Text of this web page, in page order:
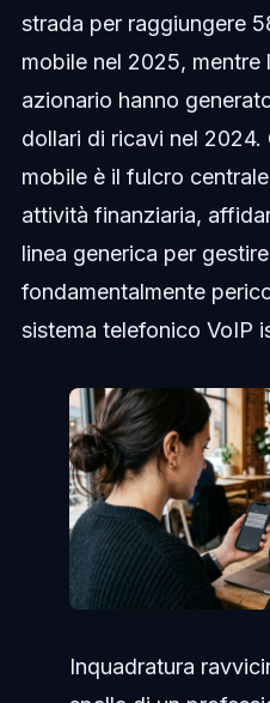
strada per raggiungere
mobile nel 2025, mentre
azionario hanno
dollari di ricavi nel
mobile è il fulcro
attività finanziaria,
linea generica per
fondamentalmente
sistema telefonico VoIP
Inquadratura